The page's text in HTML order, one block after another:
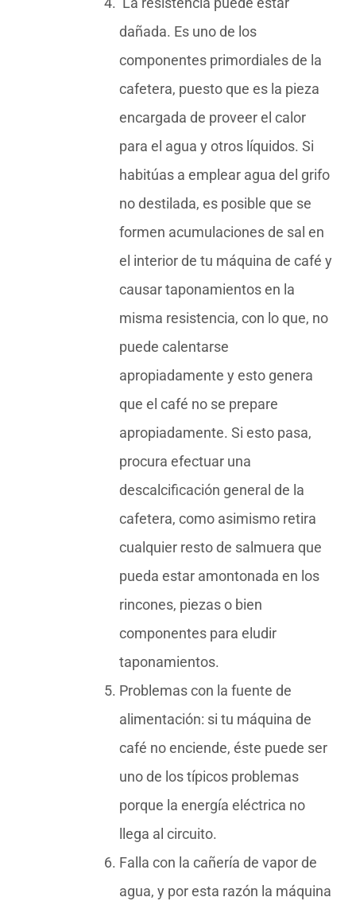
dañada. Es uno de los
componentes primordiales de la
cafetera, puesto que es la pieza
encargada de proveer el calor
para el agua y otros líquidos. Si
habitúas a emplear agua del grifo
no destilada, es posible que se
formen acumulaciones de sal en
el interior de tu máquina de café y
causar taponamientos en la
misma resistencia, con lo que, no
puede calentarse
apropiadamente y esto genera
que el café no se prepare
apropiadamente. Si esto pasa,
procura efectuar una
descalcificación general de la
cafetera, como asimismo retira
cualquier resto de salmuera que
pueda estar amontonada en los
rincones, piezas o bien
componentes para eludir
taponamientos.
Problemas con la fuente de
alimentación: si tu máquina de
café no enciende, éste puede ser
uno de los típicos problemas
porque la energía eléctrica no
llega al circuito.
Falla con la cañería de vapor de
agua, y por esta razón la máquina